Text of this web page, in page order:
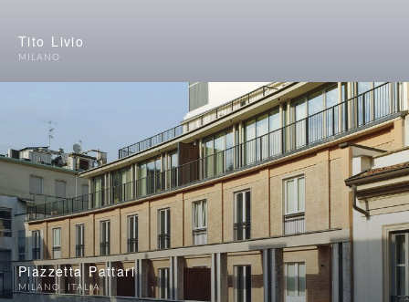
Tito Livio
MILANO
Piazzetta Pattari
MILANO, ITALIA